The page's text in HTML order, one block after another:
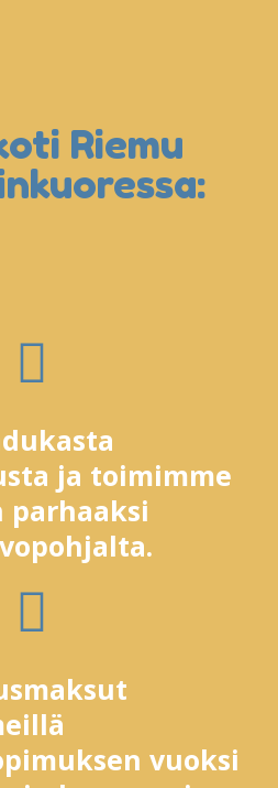
Riemu
ja toimimme
parhaaksi
vuoksi